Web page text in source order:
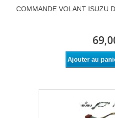
COMMANDE VOLANT ISUZU
Ajouter au